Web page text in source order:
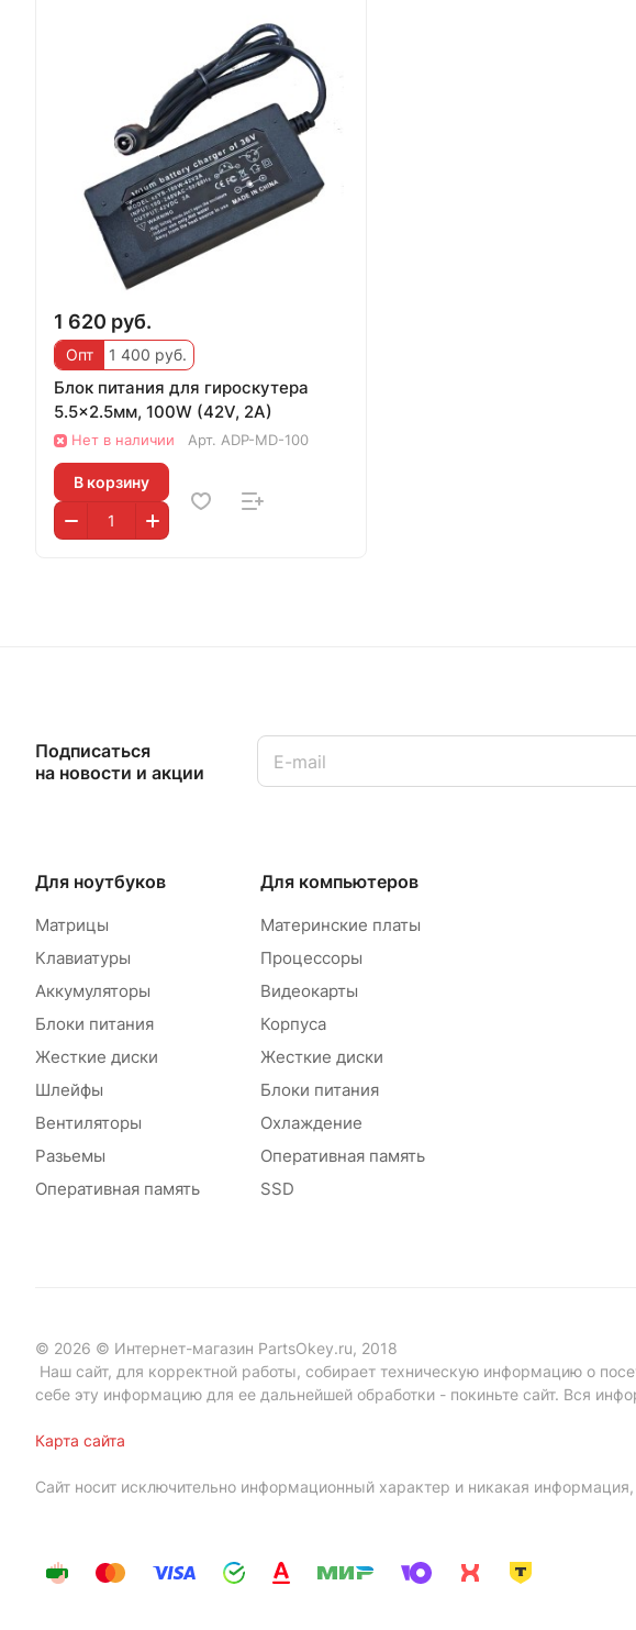
1 620 руб.
Опт 1 400 руб.
Блок питания для гироскутера
5.5x2.5мм, 100W (42V, 2A)
Нет в наличии Арт. ADP-MD-100
В корзину
Подписаться
на новости и акции
Для ноутбуков
Матрицы
Клавиатуры
Аккумуляторы
Блоки питания
Жесткие диски
Шлейфы
Вентиляторы
Разьемы
Оперативная память
Для компьютеров
Материнские платы
Процессоры
Видеокарты
Корпуса
Жесткие диски
Блоки питания
Охлаждение
Оперативная память
SSD
© 2026 © Интернет-магазин PartsOkey.ru, 2018
Наш сайт, для корректной работы, собирает техническую информацию о
себе эту информацию для ее дальнейшей обработки - покиньте сайт. Вся
Карта сайта
Сайт носит исключительно информационный характер и никакая